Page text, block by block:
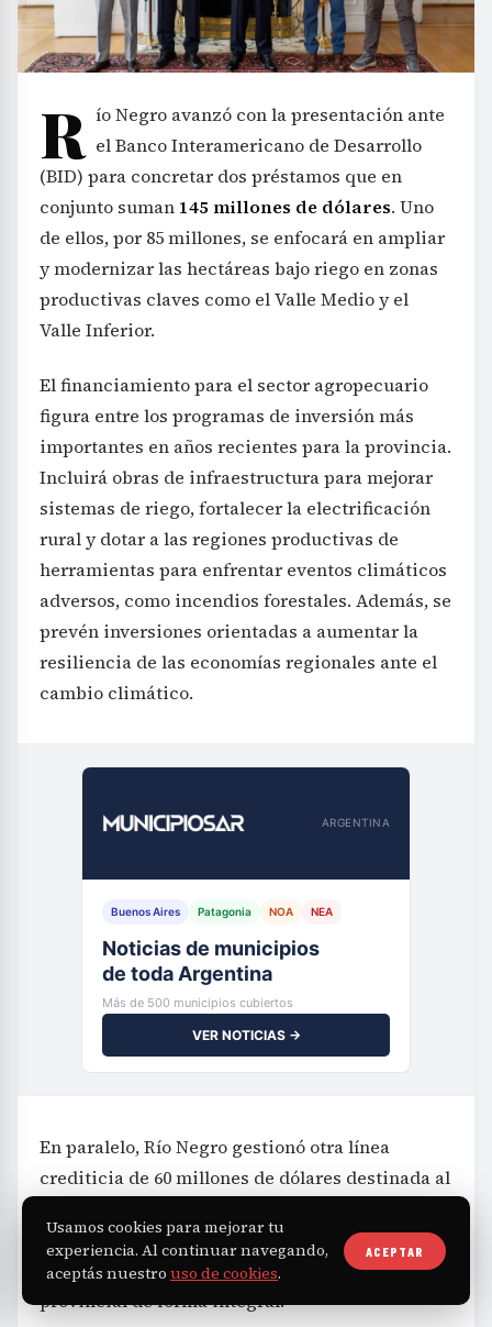
R ío Negro avanzó con la presentación ante
el Banco Interamericano de Desarrollo
(BID) para concretar dos préstamos que en
conjunto suman 145 millones de dólares. Uno
de ellos, por 85 millones, se enfocará en ampliar
y modernizar las hectáreas bajo riego en zonas
productivas claves como el Valle Medio y el
Valle Inferior.
El financiamiento para el sector agropecuario
figura entre los programas de inversión más
importantes en años recientes para la provincia.
Incluirá obras de infraestructura para mejorar
sistemas de riego, fortalecer la electrificación
rural y dotar a las regiones productivas de
herramientas para enfrentar eventos climáticos
adversos, como incendios forestales. Además, se
prevén inversiones orientadas a aumentar la
resiliencia de las economías regionales ante el
cambio climático.
ARGENTINA
Buenos Aires Patagonia NOA NEA
Noticias de municipios
de toda Argentina
Más de 500 municipios cubiertos
VER NOTICIAS →
En paralelo, Río Negro gestionó otra línea
crediticia de 60 millones de dólares destinada al
implementación del Plan de Salud 2026-2031,
cuyo objetivo es modernizar el sistema sanitario
provincial de forma integral.
Usamos cookies para mejorar tu
experiencia. Al continuar navegando,
aceptás nuestro uso de cookies.
ACEPTAR